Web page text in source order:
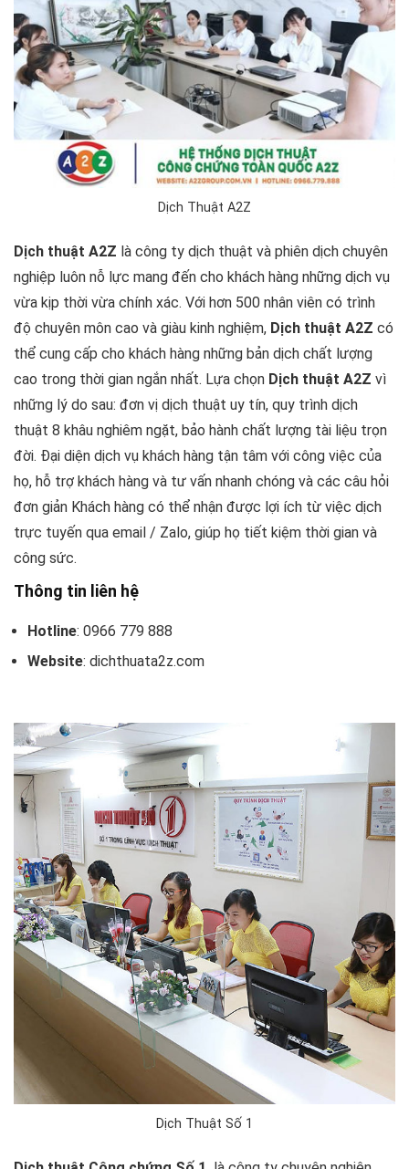
Dịch Thuật A2Z
Dịch thuật A2Z là công ty dịch thuật và phiên dịch chuyên
nghiệp luôn nỗ lực mang đến cho khách hàng những dịch vụ
vừa kịp thời vừa chính xác. Với hơn 500 nhân viên có trình
độ chuyên môn cao và giàu kinh nghiệm, Dịch thuật A2Z có
thể cung cấp cho khách hàng những bản dịch chất lượng
cao trong thời gian ngắn nhất. Lựa chọn Dịch thuật A2Z vì
những lý do sau: đơn vị dịch thuật uy tín, quy trình dịch
thuật 8 khâu nghiêm ngặt, bảo hành chất lượng tài liệu trọn
đời. Đại diện dịch vụ khách hàng tận tâm với công việc của
họ, hỗ trợ khách hàng và tư vấn nhanh chóng và các câu hỏi
đơn giản Khách hàng có thể nhận được lợi ích từ việc dịch
trực tuyến qua email / Zalo, giúp họ tiết kiệm thời gian và
công sức.
Thông tin liên hệ
Hotline: 0966 779 888
Website: dichthuata2z.com
Dịch Thuật Số 1